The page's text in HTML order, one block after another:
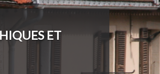
ET